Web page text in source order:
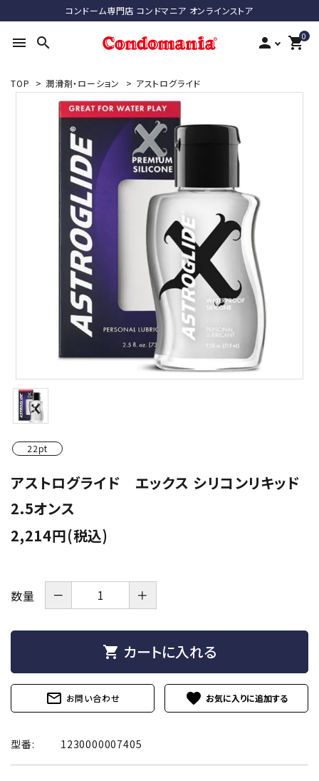
コンドーム専門店 コンドマニア オンラインストア
menu search person 0
shopping_cart
search
ACCOUNT MENU
ようこそ ゲスト 様
新規会員登録
最近チェックした商品
潤滑剤・ローション
衛生用品
アパレル
セルフプレジャー
コスメ
サポートグッズ
サプリメント・ドリンク
TOP > 潤滑剤・ローション > アストログライド
22pt
アストログライド エックス シリコンリキッド
2.5オンス
2,214円(税込)
数量 － ＋
shopping_cart カートに入れる
mail_outline お問い合わせ favorite
型番: 1230000007405